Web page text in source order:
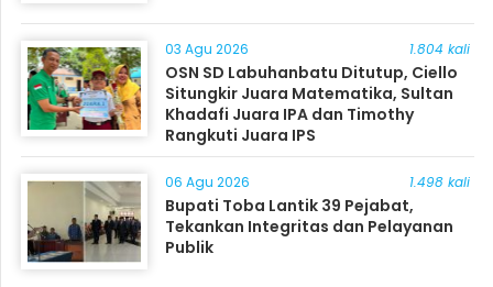
03 Agu 2026 1.804 kali
OSN SD Labuhanbatu Ditutup, Ciello
Situngkir Juara Matematika, Sultan
Khadafi Juara IPA dan Timothy
Rangkuti Juara IPS
06 Agu 2026 1.498 kali
Bupati Toba Lantik 39 Pejabat,
Tekankan Integritas dan Pelayanan
Publik